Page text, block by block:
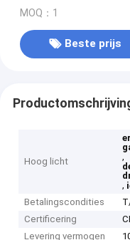
MOQ：1
Beste prijs
Hoog licht
,
,
Betalingscondities
Certificering
Levering vermogen